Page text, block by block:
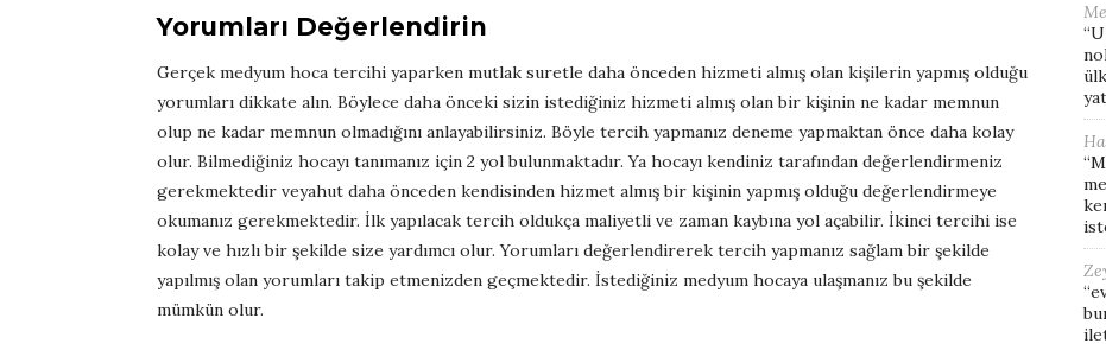
Yorumları Değerlendirin
Gerçek medyum hoca tercihi yaparken mutlak suretle daha önceden hizmeti almış olan kişilerin yapmış olduğu
yorumları dikkate alın. Böylece daha önceki sizin istediğiniz hizmeti almış olan bir kişinin ne kadar memnun
olup ne kadar memnun olmadığını anlayabilirsiniz. Böyle tercih yapmanız deneme yapmaktan önce daha kolay
olur. Bilmediğiniz hocayı tanımanız için 2 yol bulunmaktadır. Ya hocayı kendiniz tarafından değerlendirmeniz
gerekmektedir veyahut daha önceden kendisinden hizmet almış bir kişinin yapmış olduğu değerlendirmeye
okumanız gerekmektedir. İlk yapılacak tercih oldukça maliyetli ve zaman kaybına yol açabilir. İkinci tercihi ise
kolay ve hızlı bir şekilde size yardımcı olur. Yorumları değerlendirerek tercih yapmanız sağlam bir şekilde
yapılmış olan yorumları takip etmenizden geçmektedir. İstediğiniz medyum hocaya ulaşmanız bu şekilde
mümkün olur.
“
“
“